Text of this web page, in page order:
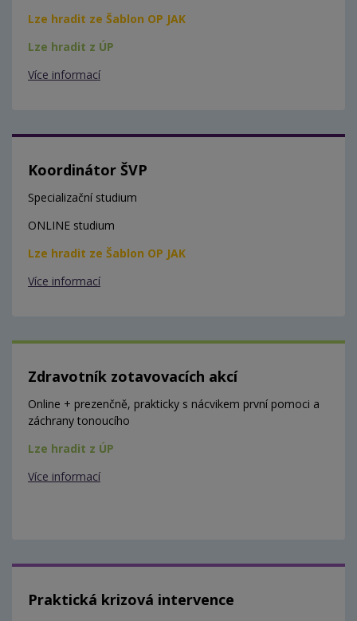
Lze hradit ze Šablon OP JAK
Lze hradit z ÚP
Více informací
Koordinátor ŠVP
Specializační studium
ONLINE studium
Lze hradit ze Šablon OP JAK
Více informací
Zdravotník zotavovacích akcí
Online + prezenčně, prakticky s nácvikem první pomoci a
záchrany tonoucího
Lze hradit z ÚP
Více informací
Praktická krizová intervence